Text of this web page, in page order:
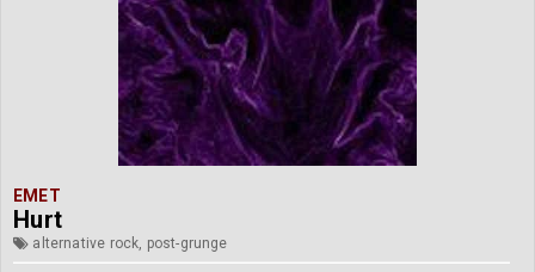
EMET
Hurt
alternative rock, post-grunge